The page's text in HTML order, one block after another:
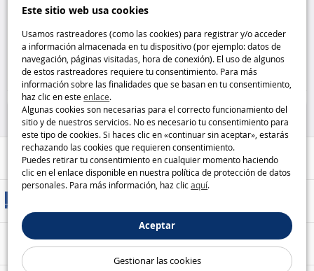
Este sitio web usa cookies
Usamos rastreadores (como las cookies) para registrar y/o acceder
a información almacenada en tu dispositivo (por ejemplo: datos de
navegación, páginas visitadas, hora de conexión). El uso de algunos
de estos rastreadores requiere tu consentimiento. Para más
información sobre las finalidades que se basan en tu consentimiento,
haz clic en esteenlace.
Algunas cookies son necesarias para el correcto funcionamiento del
sitio y de nuestros servicios. No es necesario tu consentimiento para
este tipo de cookies. Si haces clic en «continuar sin aceptar», estarás
rechazando las cookies que requieren consentimiento.
Puedes retirar tu consentimiento en cualquier momento haciendo
clic en el enlace disponible en nuestra política de protección de datos
personales. Para más información, haz clicaquí.
Aceptar
Gestionar las cookies
juego iOS Angry Birds - Mattel
Mattel
,99€
Figuras
Naboo Starfighter – Star Wars
Revell
4,99€
Ayuda / Contacto
Pago seguro